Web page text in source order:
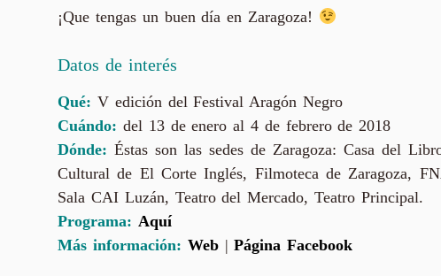
¡Que tengas un buen día en Zaragoza!
Datos de interés
Qué: V edición del Festival Aragón Negro
Cuándo: del 13 de enero al 4 de febrero de 2018
Dónde: Éstas son las sedes de Zaragoza: Casa del
Cultural de El Corte Inglés, Filmoteca de Zaragoza,
Sala CAI Luzán, Teatro del Mercado, Teatro Principal.
Programa: Aquí
Más información: Web|Página Facebook